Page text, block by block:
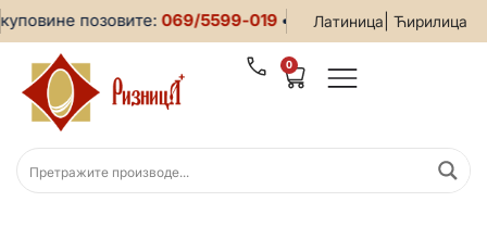
Латиница Ћирилица
позовите:069/5599-019• За све информације и помоћ
0